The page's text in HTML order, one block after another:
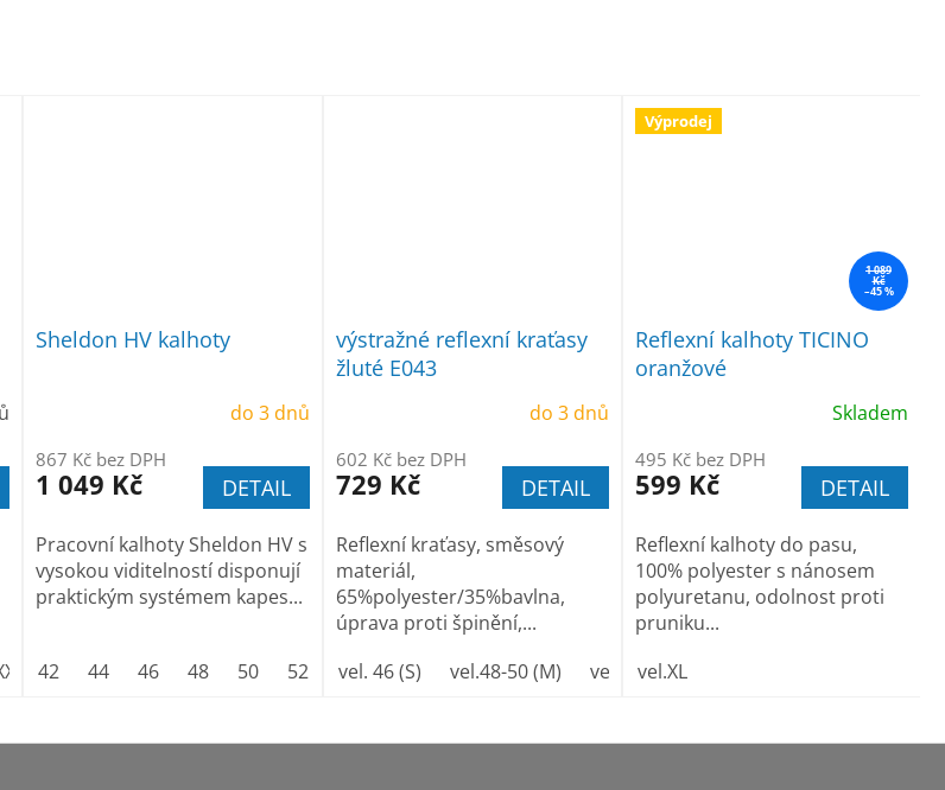
vel. XXXL
Sheldon HV kalhoty
do 3 dnů
867 Kč bez DPH
1 049 Kč DETAIL
Pracovní kalhoty Sheldon HV s
vysokou viditelností disponují
praktickým systémem kapes...
42 44 46 48 50 52 54 56 58 60 62 64 66 68
výstražné reflexní kraťasy
žluté E043
do 3 dnů
602 Kč bez DPH
729 Kč DETAIL
Reflexní kraťasy, směsový
materiál,
65%polyester/35%bavlna,
úprava proti špinění,...
vel. 46 (S)
vel.48-50 (M) vel.52-54 (L)
Výprodej
1 089
Kč
–45 %
Reflexní kalhoty TICINO
oranžové
Skladem
495 Kč bez DPH
599 Kč DETAIL
Reflexní kalhoty do pasu,
100% polyester s nánosem
polyuretanu, odolnost proti
pruniku...
vel.XL